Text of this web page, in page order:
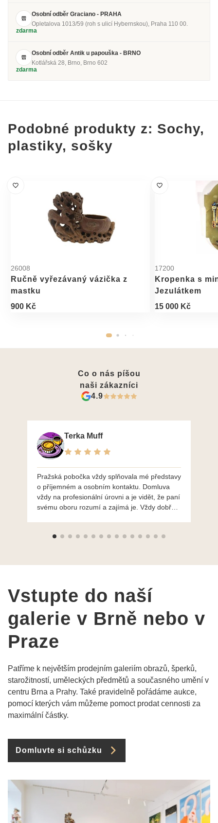
Osobní odběr Graciano - PRAHA
Opletalova 1013/59 (roh s ulicí Hybernskou), Praha 110 00.
zdarma
Osobní odběr Antik u papouška - BRNO
Kotlářská 28, Brno, Brno 602
zdarma
Podobné produkty z: Sochy,
plastiky, sošky
26008
Ručně vyřezávaný vázička z
mastku
900 Kč
17200
Kropenka s
Jezulátkem
15 000 Kč
Co o nás píšou
naši zákazníci
4.9
Terka Muff
Pražská pobočka vždy splňovala mé představy
o příjemném a osobním kontaktu. Domluva
vždy na profesionální úrovni a je vidět, že paní
svému oboru rozumí a zajímá je. Vždy dobře a
výběru, jak už bylo napsáno - na požádání
Vstupte do naší
galerie v Brně nebo v
Praze
Patříme k největším prodejním galeriím obrazů, šperků,
starožitností, uměleckých předmětů a současného umění v
centru Brna a Prahy. Také pravidelně pořádáme aukce,
pomocí kterých vám můžeme pomoct prodat cennosti za
maximální částky.
Domluvte si schůzku